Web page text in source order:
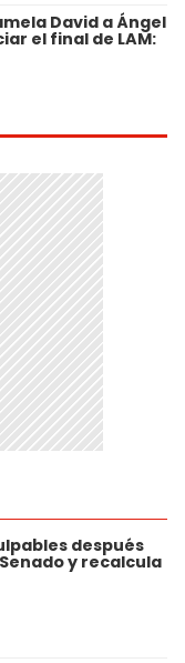
David a Ángel
el final de LAM:
después
y recalcula